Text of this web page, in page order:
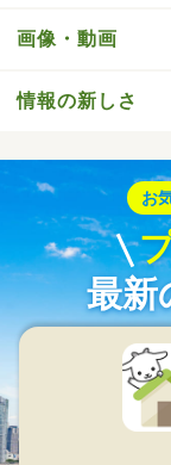
画像・動画
情報の新しさ
お
最新